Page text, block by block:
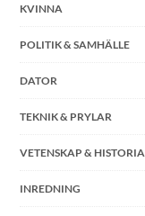
KVINNA
POLITIK & SAMHÄLLE
DATOR
TEKNIK & PRYLAR
VETENSKAP & HISTORIA
INREDNING